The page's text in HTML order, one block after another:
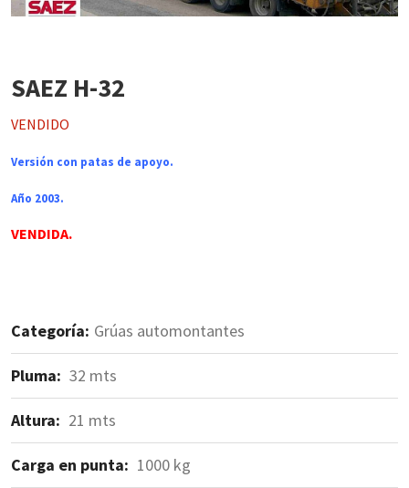
SAEZ H-32
VENDIDO
Versión con patas de apoyo.
Año 2003.
VENDIDA.
Categoría: Grúas automontantes
Pluma: 32 mts
Altura: 21 mts
Carga en punta: 1000 kg